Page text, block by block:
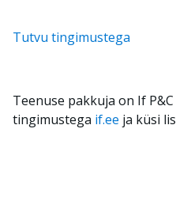
Tutvu tingimustega
Teenuse pakkuja on If
tingimustega if.ee ja küsi